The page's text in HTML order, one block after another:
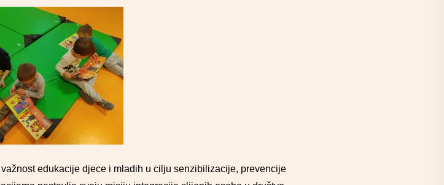
edukacije djece i mladih u cilju senzibilizacije, prevencije